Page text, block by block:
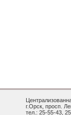
г.Орск, просп.
тел.: 25-55-43,